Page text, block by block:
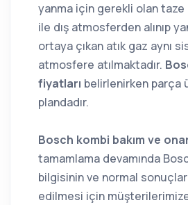
yanma için gerekli olan taze
ile dış atmosferden alınıp
ortaya çıkan atık gaz aynı
atmosfere atılmaktadır.
fiyatları belirlenirken parça
plandadır.
Bosch kombi bakım ve
tamamlama devamında
bilgisinin ve normal
edilmesi için